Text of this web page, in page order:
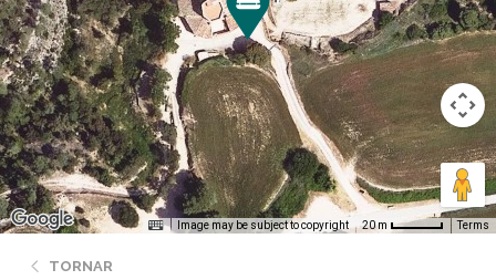
Image may be subject to copyright 20 m Terms
TORNAR